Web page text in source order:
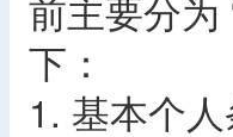
前主要分为
下：
1. 基本个